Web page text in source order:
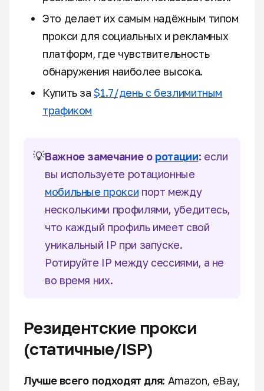
Это делает их самым надёжным типом
прокси для социальных и рекламных
платформ, где чувствительность
обнаружения наиболее высока.
Купить за$1.7/день с безлимитным
трафиком
💡Важное замечание о ротации: если
вы используете ротационные
мобильные прокси порт между
несколькими профилями, убедитесь,
что каждый профиль имеет свой
уникальный IP при запуске.
Ротируйте IP между сессиями, а не
во время них.
Резидентские прокси
(статичные/ISP)
Лучше всего подходят для: Amazon, eBay,